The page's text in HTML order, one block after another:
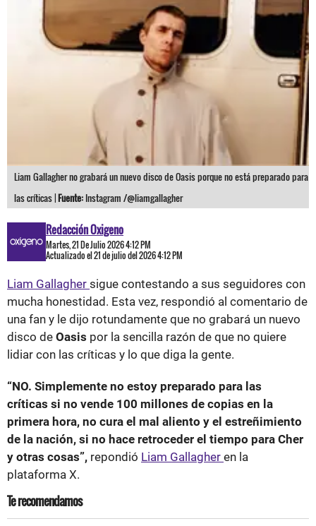
Liam Gallagher no grabará un nuevo disco de Oasis porque no está preparado para
las críticas |Fuente: Instagram /@liamgallagher
Redacción Oxigeno
Martes, 21 De Julio 2026 4:12 PM
Actualizado el 21 de julio del 2026 4:12 PM
Liam Gallagher sigue contestando a sus seguidores con
mucha honestidad. Esta vez, respondió al comentario de
una fan y le dijo rotundamente que no grabará un nuevo
disco de Oasis por la sencilla razón de que no quiere
lidiar con las críticas y lo que diga la gente.
“NO. Simplemente no estoy preparado para las
críticas si no vende 100 millones de copias en la
primera hora, no cura el mal aliento y el estreñimiento
de la nación, si no hace retroceder el tiempo para Cher
y otras cosas”, repondió Liam Gallagher en la
plataforma X.
Te recomendamos